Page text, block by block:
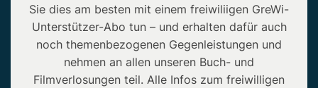
Sie dies am besten mit einem freiwiliigen GreWi-
Unterstützer-Abo tun – und erhalten dafür auch
noch themenbezogenen Gegenleistungen und
nehmen an allen unseren Buch- und
Filmverlosungen teil. Alle Infos zum freiwilligen